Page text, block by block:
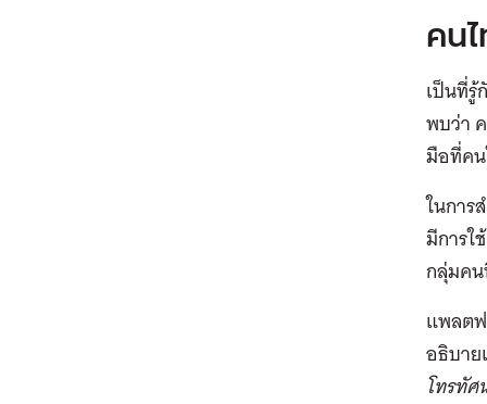
คน
เป็นที่รู้
พบว่า
มือที่ค
ในการ
มีการใ
กลุ่มคน
แพลต
อธิบา
โทรทั